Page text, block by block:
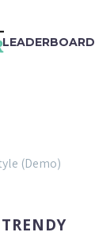
LEADERBOARD
(Demo)